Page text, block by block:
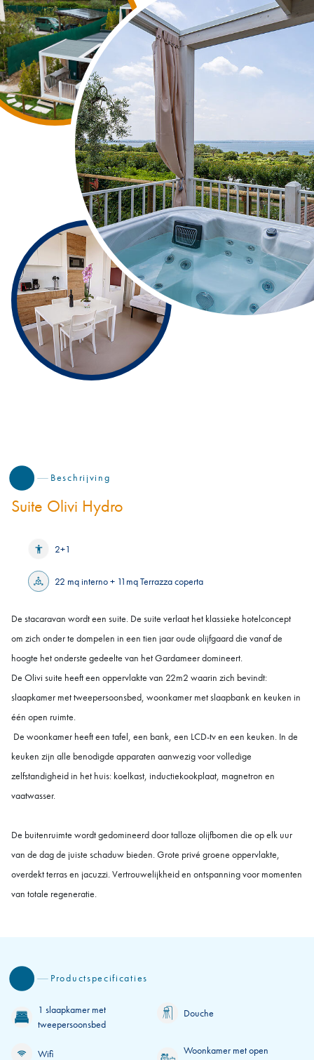
Beschrijving
Suite Olivi Hydro
2+1
22 mq interno + 11mq Terrazza coperta
De stacaravan wordt een suite. De suite verlaat het klassieke hotelconcept
om zich onder te dompelen in een tien jaar oude olijfgaard die vanaf de
hoogte het onderste gedeelte van het Gardameer domineert.
De Olivi suite heeft een oppervlakte van 22m2 waarin zich bevindt:
slaapkamer met tweepersoonsbed, woonkamer met slaapbank en keuken in
één open ruimte.
De woonkamer heeft een tafel, een bank, een LCD-tv en een keuken. In de
keuken zijn alle benodigde apparaten aanwezig voor volledige
zelfstandigheid in het huis: koelkast, inductiekookplaat, magnetron en
vaatwasser.
De buitenruimte wordt gedomineerd door talloze olijfbomen die op elk uur
van de dag de juiste schaduw bieden. Grote privé groene oppervlakte,
overdekt terras en jacuzzi. Vertrouwelijkheid en ontspanning voor momenten
van totale regeneratie.
Productspecificaties
1 slaapkamer met
tweepersoonsbed
Douche
Wifi
Woonkamer met open